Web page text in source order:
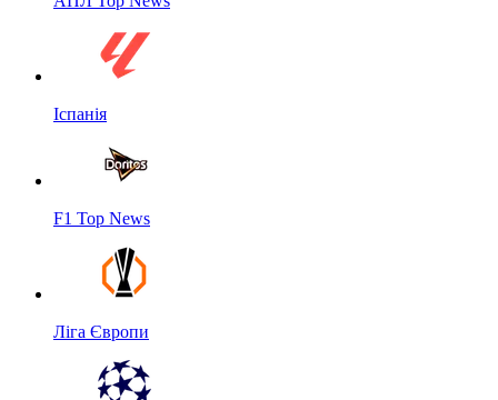
Іспанія
F1 Top News
Ліга Європи